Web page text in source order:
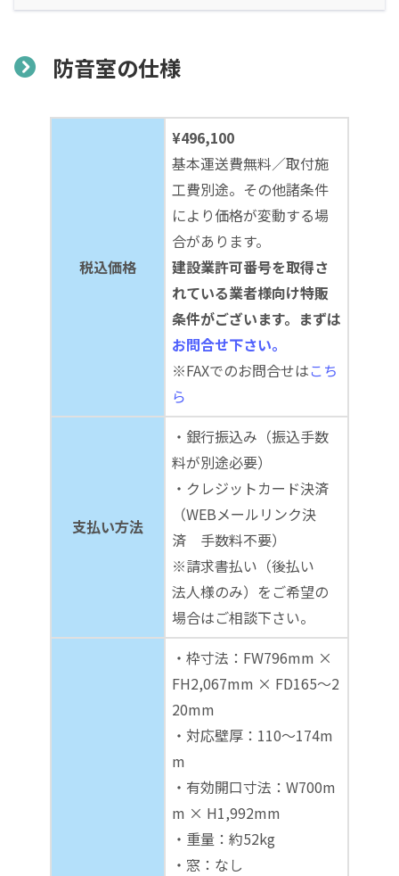
防音室の仕様
税込価格
¥496,100
基本運送費無料／取付施
工費別途。その他諸条件
により価格が変動する場
合があります。
建設業許可番号を取得さ
れている業者様向け特販
条件がございます。まずは
お問合せ下さい。
※FAXでのお問合せはこち
ら
支払い方法
・銀行振込み（振込手数
料が別途必要）
・クレジットカード決済
（WEBメールリンク決
済 手数料不要）
※請求書払い（後払い
法人様のみ）をご希望の
場合はご相談下さい。
・枠寸法：FW796mm ×
FH2,067mm × FD165～2
20mm
・対応壁厚：110～174m
m
・有効開口寸法：W700m
m × H1,992mm
・重量：約52kg
・窓：なし